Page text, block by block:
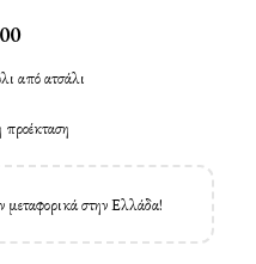
από ατσάλι
προέκταση
μεταφορικά στην Ελλάδα!